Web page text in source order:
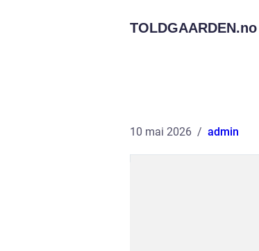
TOLDGAARDEN.no
10 mai 2026 admin